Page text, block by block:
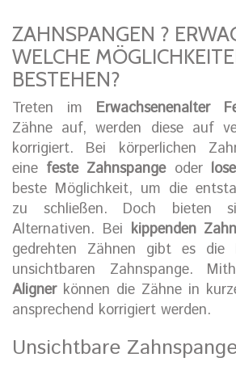
ZAHNSPANGEN ?
WELCHE
BESTEHEN?
Treten im Erwachsenenalter
Zähne auf, werden diese auf
korrigiert. Bei körperlichen
eine feste Zahnspangeoder
beste Möglichkeit, um die
zu schließen. Doch bieten
Alternativen. Bei kippenden
gedrehten Zähnen gibt es die
unsichtbaren Zahnspange.
Alignerkönnen die Zähne in
ansprechend korrigiert werden.
Unsichtbare